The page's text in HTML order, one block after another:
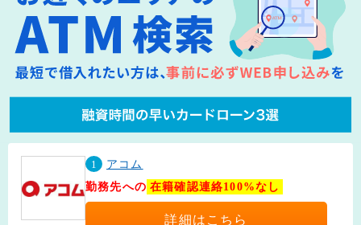
どに基づき、公平性を担保した情報提供を行っています。
>提携企業一覧
1
アコム
勤務先への 在籍確認連絡100%なし
詳細はこちら